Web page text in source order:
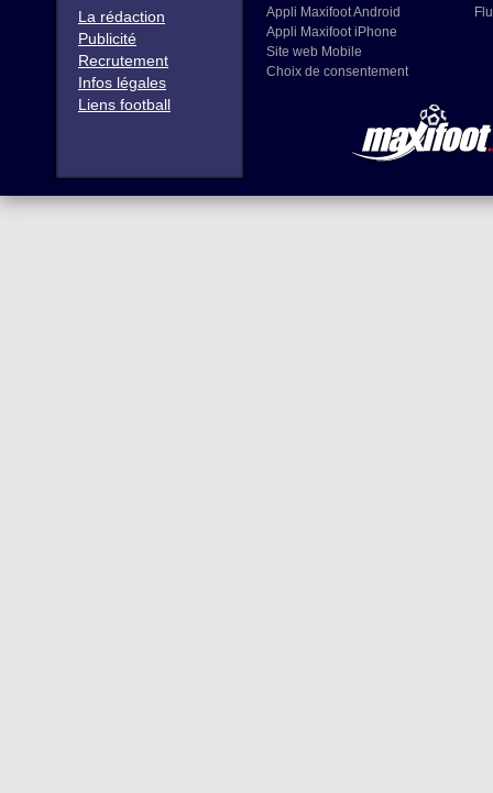
La rédaction
Publicité
Recrutement
Infos légales
Liens football
Appli Maxifoot Android
Appli Maxifoot iPhone
Site web Mobile
Choix de consentement